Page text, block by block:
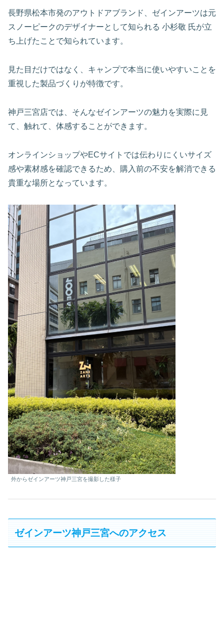
長野県松本市発のアウトドアブランド、ゼインアーツは元
スノーピークのデザイナーとして知られる 小杉敬 氏が立
ち上げたことで知られています。
見た目だけではなく、キャンプで本当に使いやすいことを
重視した製品づくりが特徴です。
神戸三宮店では、そんなゼインアーツの魅力を実際に見
て、触れて、体感することができます。
オンラインショップやECサイトでは伝わりにくいサイズ
感や素材感を確認できるため、購入前の不安を解消できる
貴重な場所となっています。
外からゼインアーツ神戸三宮を撮影した様子
ゼインアーツ神戸三宮へのアクセス